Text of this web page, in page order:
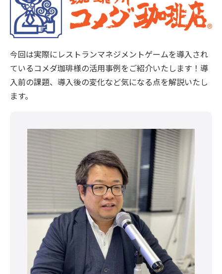
今回は実際にレストランマネジメントゲームを導入され
ているコメダ珈琲様の活用事例をご紹介いたします！導
入前の課題、導入後の変化など気になる点を解説いたし
ます。